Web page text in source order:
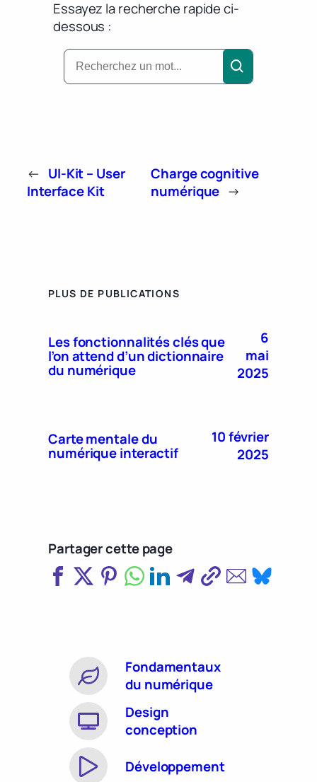
Essayez la recherche rapide ci-
dessous :
← UI-Kit – User
Interface Kit
Charge cognitive
numérique →
PLUS DE PUBLICATIONS
Les fonctionnalités clés que
l’on attend d’un dictionnaire
du numérique
6
mai
2025
Carte mentale du
numérique interactif
10 février
2025
Partager cette page
Fondamentaux
du numérique
Design
conception
Développement